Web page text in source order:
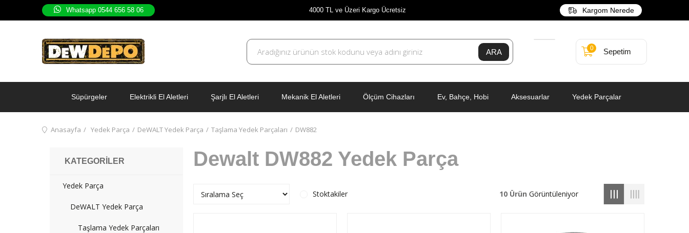
Whatsapp 0544 656 58 06 4000 TL ve Üzeri Kargo Ücretsiz Kargom Nerede
Sepetim
0
Süpürgeler Elektrikli El Aletleri Şarjlı El Aletleri Mekanik El Aletleri Ölçüm Cihazları Ev, Bahçe, Hobi Aksesuarlar Yedek Parçalar
Anasayfa Yedek Parça DeWALT Yedek Parça Taşlama Yedek Parçaları DW882
KATEGORILER
Yedek Parça
DeWALT Yedek Parça
Taşlama Yedek Parçaları
Dewalt DW882 Yedek Parça
Stoktakiler 10 Ürün